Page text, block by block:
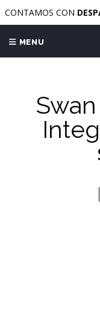
CONTAMOS CON
MENU